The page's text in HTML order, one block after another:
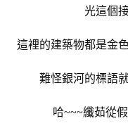
光這個
這裡的建築物都是金
難怪銀河的標語
哈~~~纖茹從